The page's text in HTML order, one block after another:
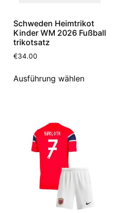
Schweden Heimtrikot
Kinder WM 2026 Fußball
trikotsatz
€34.00
Ausführung wählen